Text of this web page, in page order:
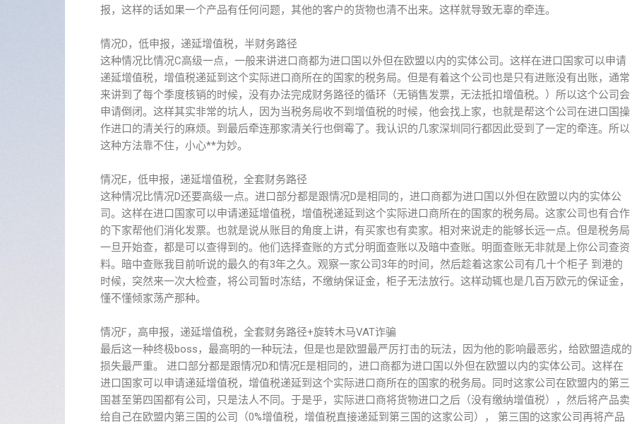
报，这样的话如果一个产品有任何问题，其他的客户的货物也清不出来。这样就导致无辜的牵连。
情况D，低申报，递延增值税，半财务路径
这种情况比情况C高级一点，一般来讲进口商都为进口国以外但在欧盟以内的实体公司。这样在进口国家可以申请
递延增值税，增值税递延到这个实际进口商所在的国家的税务局。但是有着这个公司也是只有进账没有出账，通常
来讲到了每个季度核销的时候，没有办法完成财务路径的循环（无销售发票，无法抵扣增值税。）所以这个公司会
申请倒闭。这样其实非常的坑人，因为当税务局收不到增值税的时候，他会找上家，也就是帮这个公司在进口国操
作进口的清关行的麻烦。到最后牵连那家清关行也倒霉了。我认识的几家深圳同行都因此受到了一定的牵连。所以
这种方法靠不住，小心**为妙。
情况E，低申报，递延增值税，全套财务路径
这种情况比情况D还要高级一点。进口部分都是跟情况D是相同的，进口商都为进口国以外但在欧盟以内的实体公
司。这样在进口国家可以申请递延增值税，增值税递延到这个实际进口商所在的国家的税务局。这家公司也有合作
的下家帮他们消化发票。也就是说从账目的角度上讲，有买家也有卖家。相对来说走的能够长远一点。但是税务局
一旦开始查，都是可以查得到的。他们选择查账的方式分明面查账以及暗中查账。明面查账无非就是上你公司查资
料。暗中查账我目前听说的最久的有3年之久。观察一家公司3年的时间，然后趁着这家公司有几十个柜子 到港的
时候，突然来一次大检查，将公司暂时冻结，不缴纳保证金，柜子无法放行。这样动辄也是几百万欧元的保证金，
懂不懂倾家荡产那种。
情况F，高申报，递延增值税，全套财务路径+旋转木马VAT诈骗
最后这一种终极boss，最高明的一种玩法，但是也是欧盟最严厉打击的玩法，因为他的影响最恶劣，给欧盟造成的
损失最严重。 进口部分都是跟情况D和情况E是相同的，进口商都为进口国以外但在欧盟以内的实体公司。这样在
进口国家可以申请递延增值税，增值税递延到这个实际进口商所在的国家的税务局。同时这家公司在欧盟内的第三
国甚至第四国都有公司，只是法人不同。于是乎，实际进口商将货物进口之后（没有缴纳增值税），然后将产品卖
给自己在欧盟内第三国的公司（0%增值税，增值税直接递延到第三国的这家公司）， 第三国的这家公司再将产品